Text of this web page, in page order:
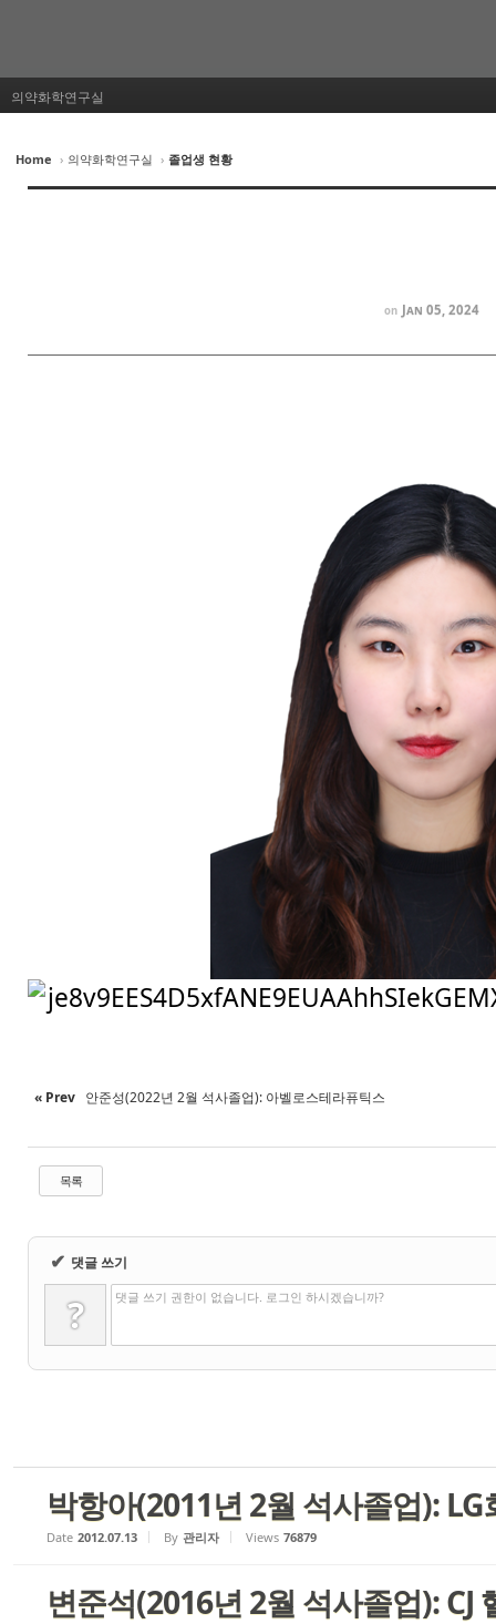
의약화학연구실
Home › 의약화학연구실 › 졸업생 현황
on Jan 05, 2024
« Prev 안준성(2022년 2월 석사졸업): 아벨로스테라퓨틱스
목록
✔ 댓글 쓰기
? 댓글 쓰기 권한이 없습니다. 로그인 하시겠습니까?
박항아(2011년 2월 석사졸업): LG
Date 2012.07.13 By 관리자 Views 76879
변준석(2016년 2월 석사졸업): CJ